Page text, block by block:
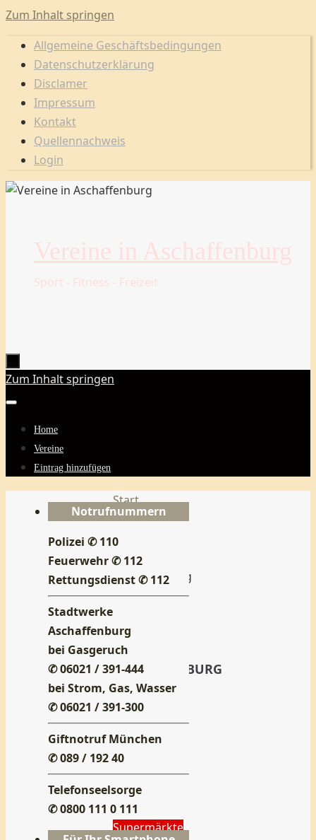
Zum Inhalt springen
Allgemeine Geschäftsbedingungen
Datenschutzerklärung
Disclamer
Impressum
Kontakt
Quellennachweis
Login
Vereine in Aschaffenburg
Sport - Fitness - Freizeit
Zum Inhalt springen
Home
Vereine
Eintrag hinzufügen
Start
Ort
REWE
-
Aschaffenburg
Ctiy
REWE
-
ASCHAFFENBURG
CTIY
Vorheriges
Nächstes
Ort-
Kategorie:
Supermärkte
Notrufnummern
Polizei ✆ 110
Feuerwehr ✆ 112
Rettungsdienst ✆ 112
Stadtwerke
Aschaffenburg
bei Gasgeruch
✆ 06021 / 391-444
bei Strom, Gas, Wasser
✆ 06021 / 391-300
Giftnotruf München
✆ 089 / 192 40
Telefonseelsorge
✆ 0800 111 0 111